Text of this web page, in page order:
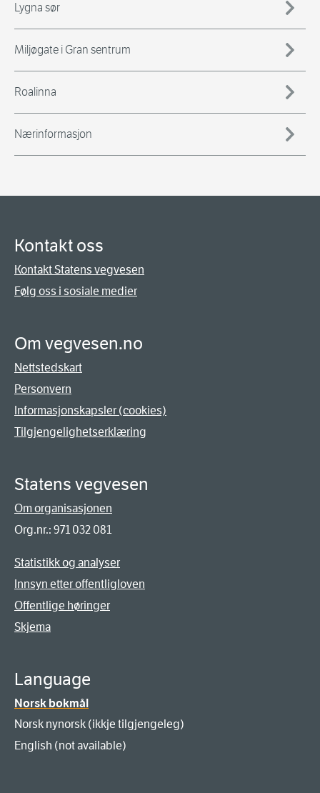
Lygna sør
Miljøgate i Gran sentrum
Roalinna
Nærinformasjon
Kontakt oss
Kontakt Statens vegvesen
Følg oss i sosiale medier
Om vegvesen.no
Nettstedskart
Personvern
Informasjonskapsler (cookies)
Tilgjengelighetserklæring
Statens vegvesen
Om organisasjonen
Org.nr.: 971 032 081
Statistikk og analyser
Innsyn etter offentligloven
Offentlige høringer
Skjema
Language
Norsk bokmål
Norsk nynorsk (ikkje tilgjengeleg)
English (not available)